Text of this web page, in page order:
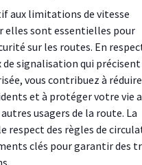
aux limitations de vitesse
elles sont essentielles pour
sur les routes. En
de signalisation qui
vous contribuez à
et à protéger votre vie
usagers de la route. La
respect des règles de
clés pour garantir des